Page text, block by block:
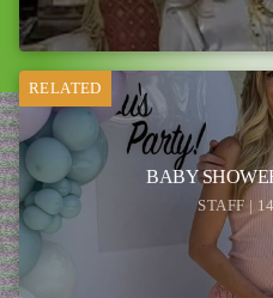
RELATED
BABY
STAFF |